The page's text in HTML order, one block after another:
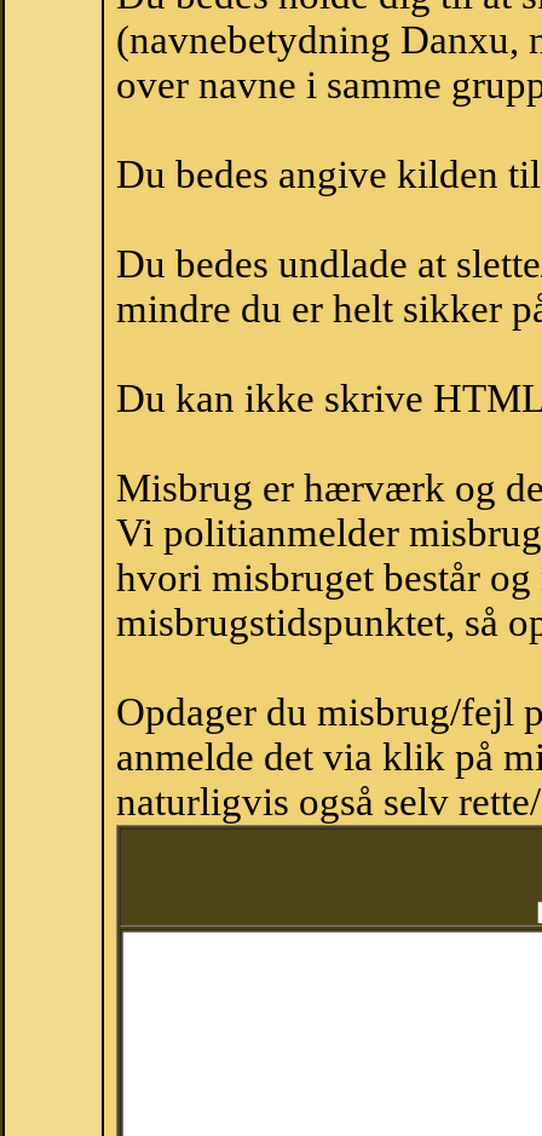
(navnebetydning Danxu,
over navne i samme
Du bedes angive kilden
Du bedes undlade at
mindre du er helt sikker
Du kan ikke skrive
Misbrug er hærværk og
Vi politianmelder
hvori misbruget består
misbrugstidspunktet, så
Opdager du misbrug/fejl
anmelde det via klik på
naturligvis også selv